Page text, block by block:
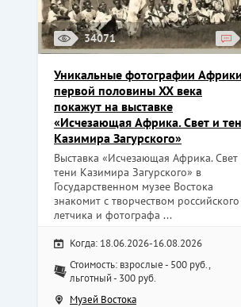
34071
Уникальные фотографии Африки
первой половины XX века
покажут на выставке
«Исчезающая Африка. Свет и
Казимира Загурского»
Выставка «Исчезающая Африка. Свет
тени Казимира Загурского» в
Государственном музее Востока
знакомит с творчеством российского
летчика и фотографа ...
Когда: 18.06.2026-16.08.2026
Стоимость: взрослые - 500 руб.,
льготный - 300 руб.
Музей Востока